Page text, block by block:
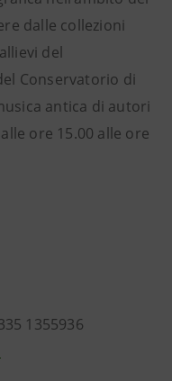
dalle collezioni
del
Conservatorio di
antica di autori
ore 15.00 alle ore
1355936